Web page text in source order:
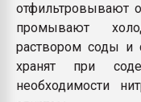
отфильтровывают
промывают
раствором соды и
хранят при
необходимости